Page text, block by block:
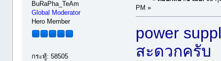
BuRaPha_TeAm
Global Moderator
Hero Member
กระทู้: 58505
PM »
power
สะดวกครับ